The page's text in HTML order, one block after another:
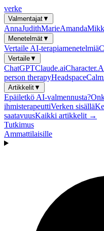
verke
Valmentajat▼
AnnaJudithMarieAmanda
Menetelmät▼
Vertaile AI-terapiamenetelmiä
Vertaile▼
ChatGPTClaude.ai
person therapyHeadspaceCalm
Artikkelit▼
Epäiletkö AI-valmennusta?
ihmisterapeuttiVerken sisällä
saatavuusKaikki artikkelit →
Tutkimus
Ammattilaisille